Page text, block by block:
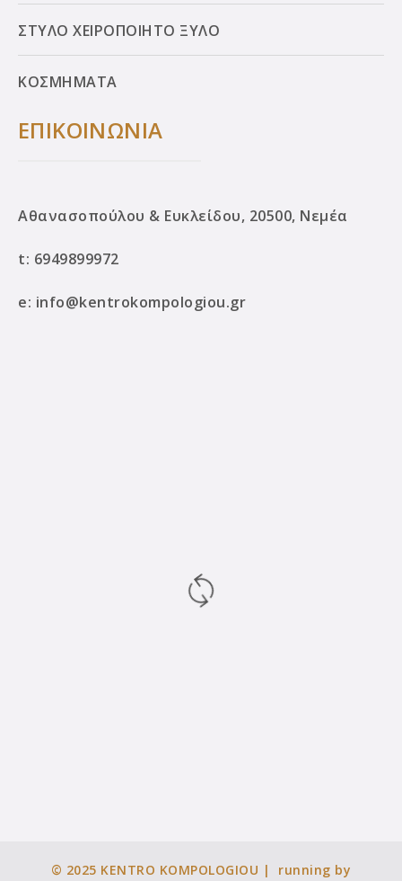
ΣΤΥΛΟ ΧΕΙΡΟΠΟΙΗΤΟ ΞΥΛΟ
ΚΟΣΜΗΜΑΤΑ
ΕΠΙΚΟΙΝΩΝΙΑ
Αθανασοπούλου & Ευκλείδου, 20500, Νεμέα
t: 6949899972
e: info@kentrokompologiou.gr
© 2025 KENTRO KOMPOLOGIOU | running by